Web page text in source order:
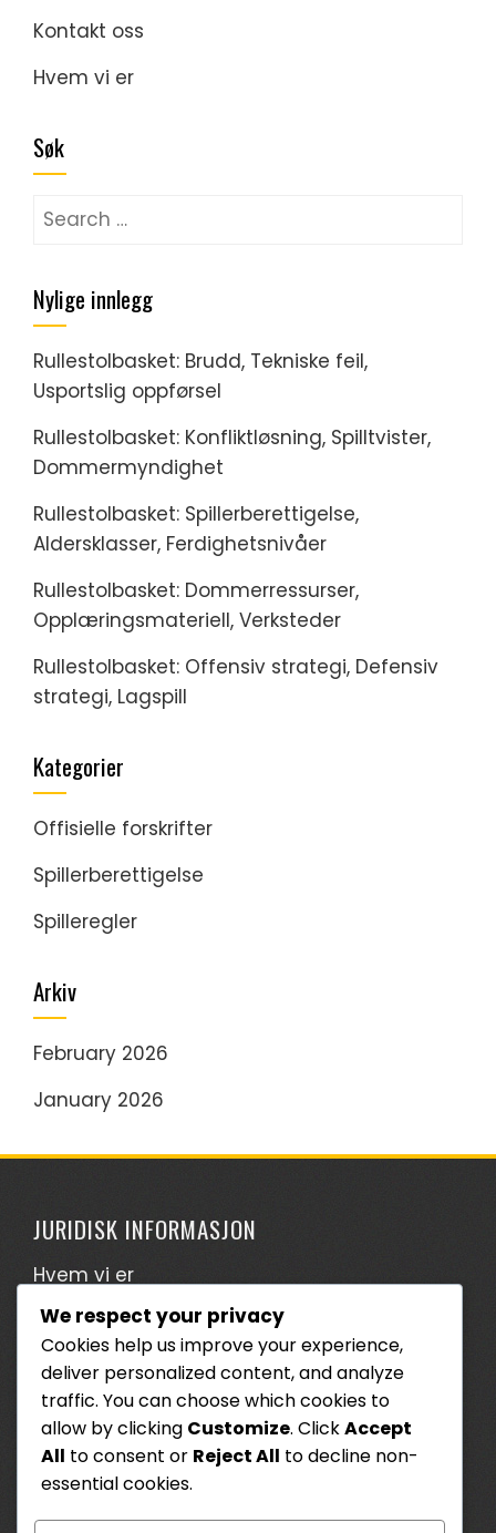
Kontakt oss
Hvem vi er
Søk
Search
Nylige innlegg
Rullestolbasket: Brudd, Tekniske feil,
Usportslig oppførsel
Rullestolbasket: Konfliktløsning, Spilltvister,
Dommermyndighet
Rullestolbasket: Spillerberettigelse,
Aldersklasser, Ferdighetsnivåer
Rullestolbasket: Dommerressurser,
Opplæringsmateriell, Verksteder
Rullestolbasket: Offensiv strategi, Defensiv
strategi, Lagspill
Kategorier
Offisielle forskrifter
Spillerberettigelse
Spilleregler
Arkiv
February 2026
January 2026
JURIDISK INFORMASJON
Hvem vi er
Ditt personvern
Kontakt oss
Brukeravtale
Informasjonskapsler og sporing
We respect your privacy
Cookies help us improve your experience,
deliver personalized content, and analyze
traffic. You can choose which cookies to
allow by clicking Customize. ClickAccept
All to consent or Reject All to decline non-
essential cookies.